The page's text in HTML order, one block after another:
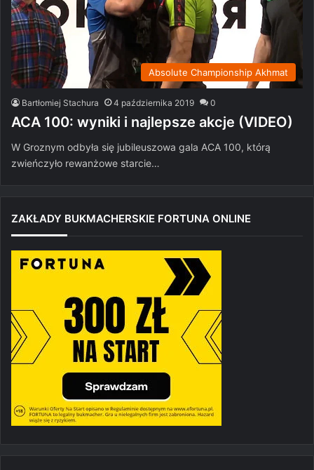
Absolute Championship Akhmat
Bartłomiej Stachura 4 października 2019 0
ACA 100: wyniki i najlepsze akcje (VIDEO)
W Groznym odbyła się jubileuszowa gala ACA 100, którą
zwieńczyło rewanżowe starcie…
ZAKŁADY BUKMACHERSKIE FORTUNA ONLINE